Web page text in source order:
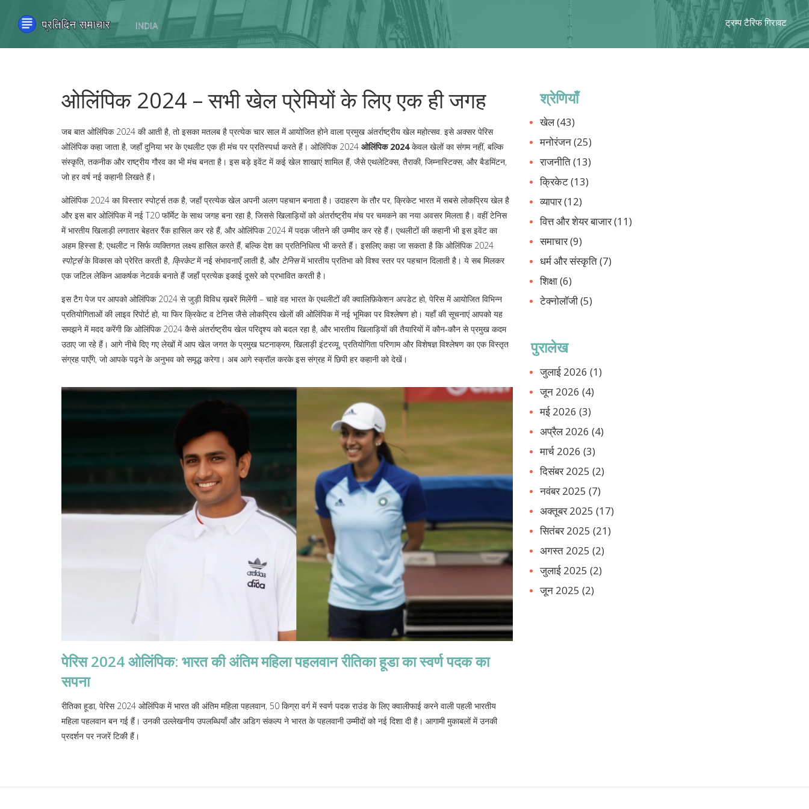
ट्रम्प टैरिफ गिरावट
ओलिंपिक 2024 – सभी खेल प्रेमियों के लिए एक ही जगह
जब बात ओलिंपिक 2024 की आती है, तो इसका मतलब है प्रत्येक चार साल में आयोजित होने वाला प्रमुख अंतर्राष्ट्रीय खेल महोत्सव. इसे अक्सरपेरिस
ओलिंपिककहा जाता है, जहाँ दुनिया भर के एथलीट एक ही मंच पर प्रतिस्पर्धा करते हैं। ओलिंपिक 2024 ओलिंपिक 2024केवल खेलों का संगम नहीं, बल्कि
संस्कृति, तकनीक और राष्ट्रीय गौरव का भी मंच बनता है। इस बड़े इवेंट में कई खेल शाखाएं शामिल हैं, जैसे एथलेटिक्स, तैराकी, जिम्नास्टिक्स, और बैडमिंटन,
जो हर वर्ष नई कहानी लिखते हैं।
ओलिंपिक 2024 का विस्तारस्पोर्ट्सतक है, जहाँ प्रत्येक खेल अपनी अलग पहचान बनाता है। उदाहरण के तौर पर, क्रिकेट भारत में सबसे लोकप्रिय खेल है
और इस बार ओलिंपिक में नई T20 फॉर्मेट के साथ जगह बना रहा है, जिससे खिलाड़ियों को अंतर्राष्ट्रीय मंच पर चमकने का नया अवसर मिलता है। वहींटेनिस
में भारतीय खिलाड़ी लगातार बेहतर रैंक हासिल कर रहे हैं, और ओलिंपिक 2024 में पदक जीतने की उम्मीद कर रहे हैं। एथलीटों की कहानी भी इस इवेंट का
अहम हिस्सा है; एथलीट न सिर्फ व्यक्तिगत लक्ष्य हासिल करते हैं, बल्कि देश का प्रतिनिधित्व भी करते हैं। इसलिए कहा जा सकता है कि ओलिंपिक 2024
स्पोर्ट्सके विकास को प्रेरित करती है, क्रिकेटमें नई संभावनाएँ लाती है, और टेनिसमें भारतीय प्रतिभा को विश्व स्तर पर पहचान दिलाती है। ये सब मिलकर
एक जटिल लेकिन आकर्षक नेटवर्क बनाते हैं जहाँ प्रत्येक इकाई दूसरे को प्रभावित करती है।
इस टैग पेज पर आपको ओलिंपिक 2024 से जुड़ी विविध ख़बरें मिलेंगी – चाहे वह भारत के एथलीटों की क्वालिफ़िकेशन अपडेट हो, पेरिस में आयोजित विभिन्न
प्रतियोगिताओं की लाइव रिपोर्ट हो, या फिर क्रिकेट व टेनिस जैसे लोकप्रिय खेलों की ओलिंपिक में नई भूमिका पर विश्लेषण हो। यहाँ की सूचनाएं आपको यह
समझने में मदद करेंगी कि ओलिंपिक 2024 कैसे अंतर्राष्ट्रीय खेल परिदृश्य को बदल रहा है, और भारतीय खिलाड़ियों की तैयारियों में कौन‑कौन से प्रमुख कदम
उठाए जा रहे हैं। आगे नीचे दिए गए लेखों में आप खेल जगत के प्रमुख घटनाक्रम, खिलाड़ी इंटरव्यू, प्रतियोगिता परिणाम और विशेषज्ञ विश्लेषण का एक विस्तृत
संग्रह पाएँगे, जो आपके पढ़ने के अनुभव को समृद्ध करेगा। अब आगे स्क्रॉल करके इस संग्रह में छिपी हर कहानी को देखें।
पेरिस 2024 ओलिंपिक: भारत की अंतिम महिला पहलवान रीतिका हूडा का स्वर्ण पदक का
सपना
रीतिका हूडा, पेरिस 2024 ओलिंपिक में भारत की अंतिम महिला पहलवान, 50 किग्रा वर्ग में स्वर्ण पदक राउंड के लिए क्वालीफाई करने वाली पहली भारतीय
महिला पहलवान बन गई हैं। उनकी उल्लेखनीय उपलब्धियाँ और अडिग संकल्प ने भारत के पहलवानी उम्मीदों को नई दिशा दी है। आगामी मुकाबलों में उनकी
प्रदर्शन पर नजरें टिकी हैं।
श्रेणियाँ
खेल(43)
मनोरंजन(25)
राजनीति(13)
क्रिकेट(13)
व्यापार(12)
वित्त और शेयर बाजार(11)
समाचार(9)
धर्म और संस्कृति(7)
शिक्षा(6)
टेक्नोलॉजी(5)
पुरालेख
जुलाई 2026 (1)
जून 2026 (4)
मई 2026 (3)
अप्रैल 2026 (4)
मार्च 2026 (3)
दिसंबर 2025 (2)
नवंबर 2025 (7)
अक्तूबर 2025 (17)
सितंबर 2025 (21)
अगस्त 2025 (2)
जुलाई 2025 (2)
जून 2025 (2)